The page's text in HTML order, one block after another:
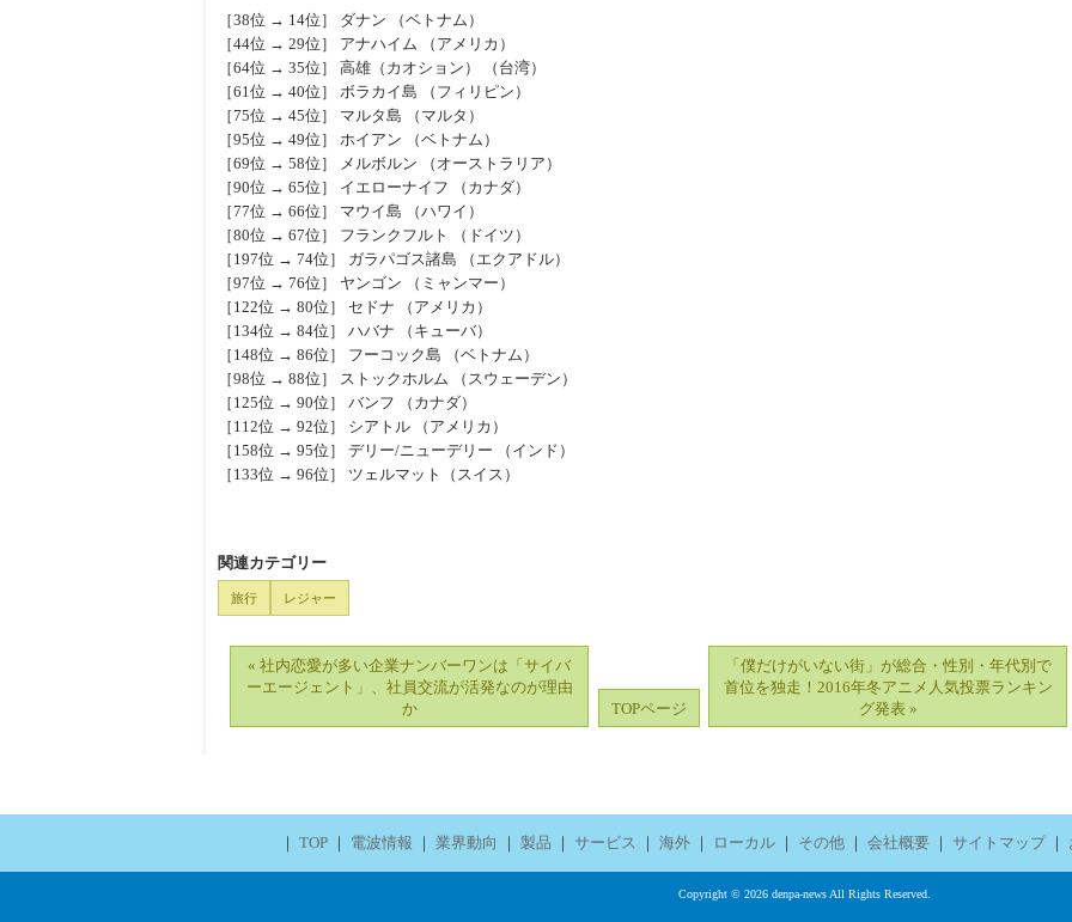
［38位 → 14位］ ダナン （ベトナム）
［44位 → 29位］ アナハイム （アメリカ）
［64位 → 35位］ 高雄（カオション） （台湾）
［61位 → 40位］ ボラカイ島 （フィリピン）
［75位 → 45位］ マルタ島 （マルタ）
［95位 → 49位］ ホイアン （ベトナム）
［69位 → 58位］ メルボルン （オーストラリア）
［90位 → 65位］ イエローナイフ （カナダ）
［77位 → 66位］ マウイ島 （ハワイ）
［80位 → 67位］ フランクフルト （ドイツ）
［197位 → 74位］ ガラパゴス諸島 （エクアドル）
［97位 → 76位］ ヤンゴン （ミャンマー）
［122位 → 80位］ セドナ （アメリカ）
［134位 → 84位］ ハバナ （キューバ）
［148位 → 86位］ フーコック島 （ベトナム）
［98位 → 88位］ ストックホルム （スウェーデン）
［125位 → 90位］ バンフ （カナダ）
［112位 → 92位］ シアトル （アメリカ）
［158位 → 95位］ デリー/ニューデリー （インド）
［133位 → 96位］ ツェルマット（スイス）
関連カテゴリー
旅行 レジャー
« 社内恋愛が多い企業ナンバーワンは「サイバ
ーエージェント」、社員交流が活発なのが理由
か
TOPページ
「僕だけがいない街」が総合・性別・年代別で
首位を独走！2016年冬アニメ人気投票ランキン
グ発表 »
｜ TOP ｜ 電波情報 ｜ 業界動向 ｜ 製品 ｜ サービス ｜ 海外 ｜ ローカル ｜ その他 ｜ 会社概要 ｜ サイトマップ｜
Copyright © 2026 denpa-news All Rights Reserved.